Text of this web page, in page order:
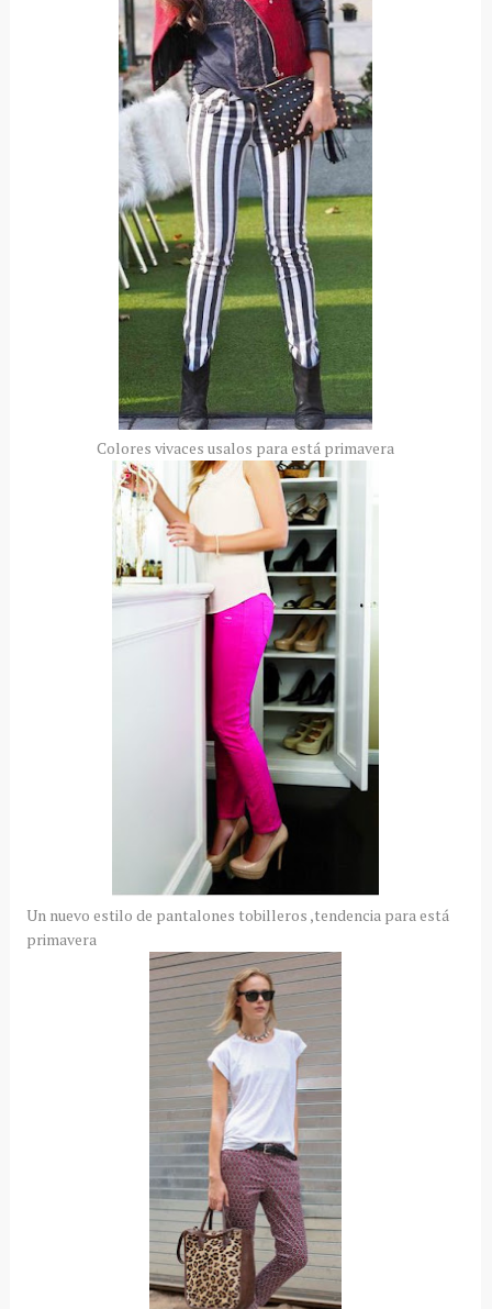
Colores vivaces usalos para está primavera
Un nuevo estilo de pantalones tobilleros ,tendencia para está
primavera